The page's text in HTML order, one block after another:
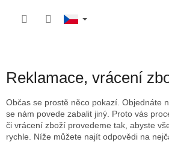
Reklamace, vrácení
Občas se prostě něco pokazí. Objednáte
se nám povede zabalit jiný. Proto vás
či vrácení zboží provedeme tak, abyste
rychle. Níže můžete najít odpovědi na